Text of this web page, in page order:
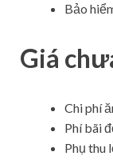
Bảo
Giá
Chi phí
Phí bãi
Phụ thu